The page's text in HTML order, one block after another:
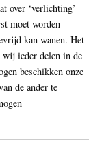
over ‘verlichting’
moet worden
kan wanen. Het
wij ieder delen in de
beschikken onze
de ander te